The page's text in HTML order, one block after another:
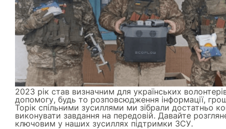
2023 рік став визначним для українських
допомогу, будь то розповсюдження інформації,
Торік спільними зусиллями ми зібрали достатньо
виконувати завдання на передовій. Давайте
ключовим у наших зусиллях підтримки ЗСУ.